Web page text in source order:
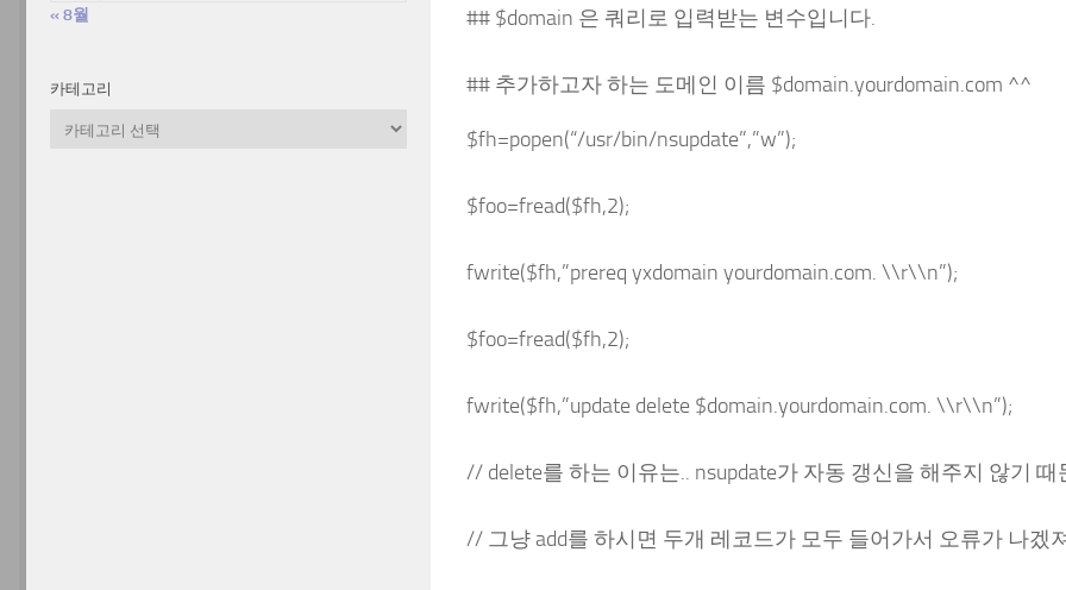
## $domain 은 쿼리로 입력받는 변수입니다.
## 추가하고자 하는 도메인 이름 $domain.yourdomain.com ^^
$fh=popen(“/usr/bin/nsupdate”,”w”);
$foo=fread($fh,2);
fwrite($fh,”prereq yxdomain yourdomain.com. \\r\\n”);
$foo=fread($fh,2);
fwrite($fh,”update delete $domain.yourdomain.com. \\r\\n”);
// delete를 하는 이유는.. nsupdate가 자동 갱신을 해주지 않기 때
// 그냥 add를 하시면 두개 레코드가 모두 들어가서 오류가 나겠
« 8월
카테고리